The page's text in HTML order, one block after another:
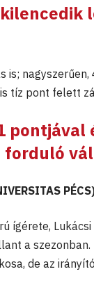
is;
tíz pont felett
forduló
ígérete,
a
de az